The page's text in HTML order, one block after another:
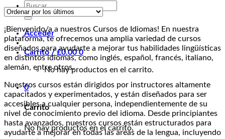
Buscar
por:
Acceder
Carrito /£0.00 0
No hay productos en el carrito.
0
Carrito
No hay productos en el carrito.
¡Bienvenido/a a nuestros Cursos de Idiomas! En nuestra
plataforma, te ofrecemos una amplia variedad de cursos
diseñados para ayudarte a mejorar tus habilidades lingüísticas
en distintos idiomas, como inglés, español, francés, italiano,
alemán, entre otros.
Nuestros cursos están dirigidos por instructores altamente
capacitados y experimentados, y están diseñados para ser
accesibles a cualquier persona, independientemente de su
nivel de conocimiento previo del idioma. Desde principiantes
hasta avanzados, nuestros cursos están estructurados para
ayudarte a mejorar en todas las áreas de la lengua, incluyendo